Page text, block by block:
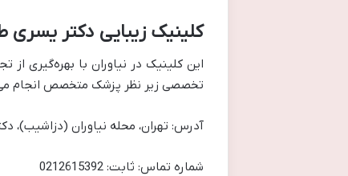
کلینیک زیبایی دکتر یسری
این کلینیک در نیاوران با بهره‌گیری
تخصصی زیر نظر پزشک متخصص انجام
آدرس: تهران، محله نیاوران (دزاشيب)،
شماره تماس: ثابت: 0212615392